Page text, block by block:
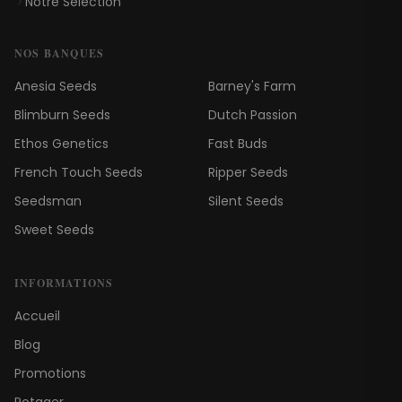
NOS BANQUES
Anesia Seeds
Barney's Farm
Blimburn Seeds
Dutch Passion
Ethos Genetics
Fast Buds
French Touch Seeds
Ripper Seeds
Seedsman
Silent Seeds
Sweet Seeds
INFORMATIONS
Accueil
Blog
Promotions